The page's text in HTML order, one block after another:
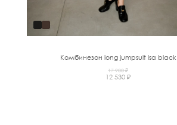
Комбинезон long jumpsuit isa black
17 900 ₽
12 530 ₽